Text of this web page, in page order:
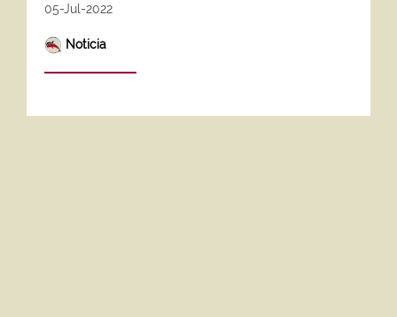
05-Jul-2022
Noticia